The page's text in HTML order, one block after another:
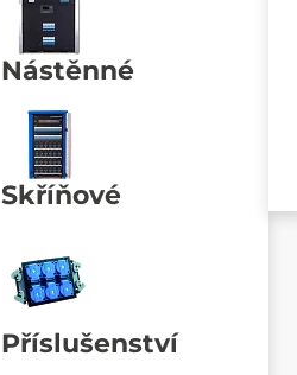
Nástěnné
Skříňové
Příslušenství